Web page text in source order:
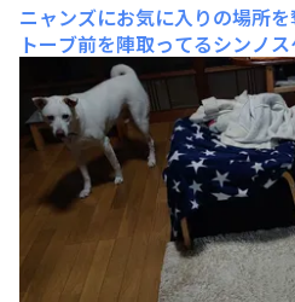
ニャンズにお気に入りの場所
トーブ前を陣取ってるシンノ
ペットをメルツ😺に奪われ、
ーリ😼(と旦那)に奪われ😅もう
ットに並ぶってのは無理やね